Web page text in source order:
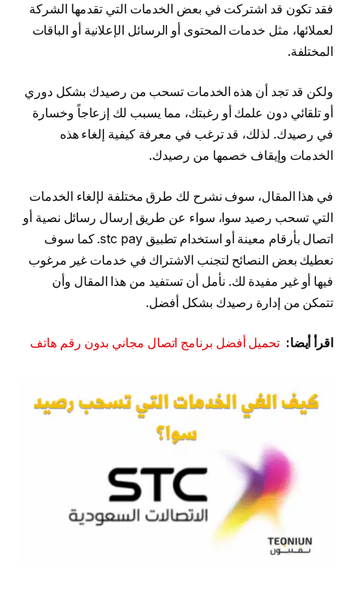
فقد تكون قد اشتركت في بعض الخدمات التي تقدمها الشركة
لعملائها، مثل خدمات المحتوى أو الرسائل الإعلانية أو الباقات
المختلفة.
ولكن قد تجد أن هذه الخدمات تسحب من رصيدك بشكل دوري
أو تلقائي دون علمك أو رغبتك، مما يسبب لك إزعاجاً وخسارة
في رصيدك. لذلك، قد ترغب في معرفة كيفية إلغاء هذه
الخدمات وإيقاف خصمها من رصيدك.
في هذا المقال، سوف نشرح لك طرق مختلفة لإلغاء الخدمات
التي تسحب رصيد سوا، سواء عن طريق إرسال رسائل نصية أو
اتصال بأرقام معينة أو استخدام تطبيق stc pay. كما سوف
نعطيك بعض النصائح لتجنب الاشتراك في خدمات غير مرغوب
فيها أو غير مفيدة لك. نأمل أن تستفيد من هذا المقال وأن
تتمكن من إدارة رصيدك بشكل أفضل.
اقرأ أيضا:تحميل أفضل برنامج اتصال مجاني بدون رقم هاتف